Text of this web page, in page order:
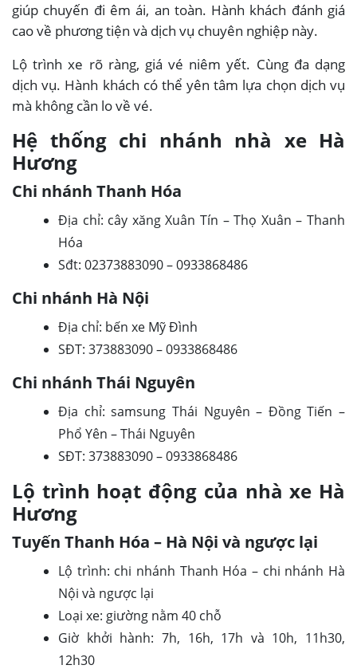
giúp chuyến đi êm ái, an toàn. Hành khách đánh giá
cao về phương tiện và dịch vụ chuyên nghiệp này.
Lộ trình xe rõ ràng, giá vé niêm yết. Cùng đa dạng
dịch vụ. Hành khách có thể yên tâm lựa chọn dịch vụ
mà không cần lo về vé.
Hệ thống chi nhánh nhà xe Hà
Hương
Chi nhánh Thanh Hóa
Địa chỉ: cây xăng Xuân Tín – Thọ Xuân – Thanh
Hóa
Sđt: 02373883090 – 0933868486
Chi nhánh Hà Nội
Địa chỉ: bến xe Mỹ Đình
SĐT: 373883090 – 0933868486
Chi nhánh Thái Nguyên
Địa chỉ: samsung Thái Nguyên – Đồng Tiến –
Phổ Yên – Thái Nguyên
SĐT: 373883090 – 0933868486
Lộ trình hoạt động của nhà xe Hà
Hương
Tuyến Thanh Hóa – Hà Nội và ngược lại
Lộ trình: chi nhánh Thanh Hóa – chi nhánh Hà
Nội và ngược lại
Loại xe: giường nằm 40 chỗ
Giờ khởi hành: 7h, 16h, 17h và 10h, 11h30,
12h30